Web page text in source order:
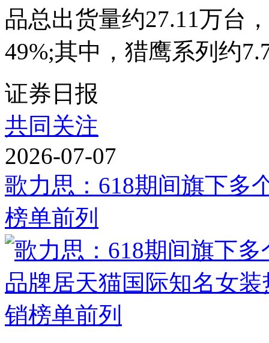
品总出货量约27.11万台
49%;其中，猎鹰系列约
证券日报
共同关注
2026-07-07
歌力思：618期间旗下多
榜单前列